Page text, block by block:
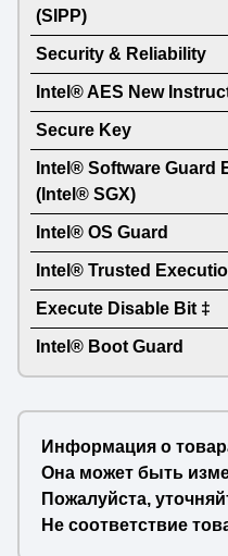
(SIPP)
Security & Reliability
Intel® AES New
Secure Key
Intel® Software Guard
(Intel® SGX)
Intel® OS Guard
Intel® Trusted
Execute Disable Bit ‡
Intel® Boot Guard
Информация о
Она может быть
Пожалуйста,
Не соответствие